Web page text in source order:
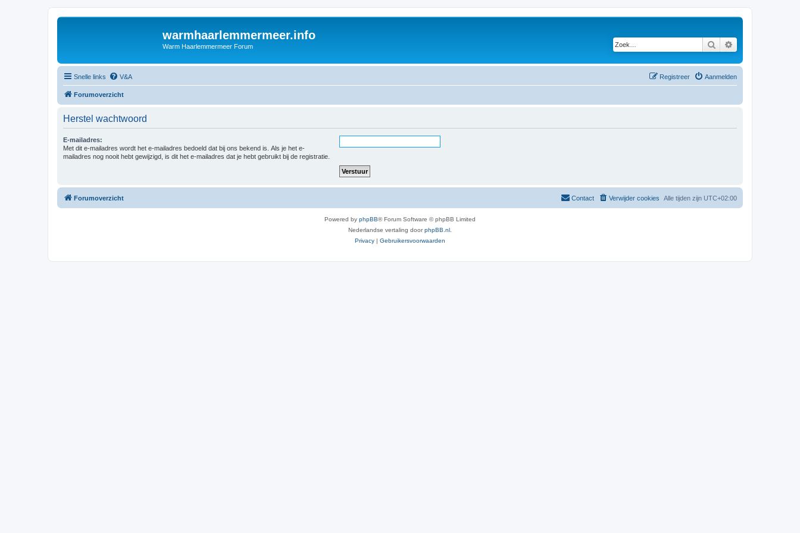
warmhaarlemmermeer.info
Warm Haarlemmermeer Forum Zoek
Snelle links V&A Aanmelden
Registreer
Forumoverzicht
Herstel wachtwoord
E-mailadres:
Met dit e-mailadres wordt het e-mailadres bedoeld dat bij ons bekend is. Als je het e-
mailadres nog nooit hebt gewijzigd, is dit het e-mailadres dat je hebt gebruikt bij de registratie.
Forumoverzicht Alle tijden zijn UTC+02:00
Verwijder cookies
Contact
Powered by phpBB® Forum Software © phpBB Limited
Nederlandse vertaling doorphpBB.nl
Privacy | Gebruikersvoorwaarden